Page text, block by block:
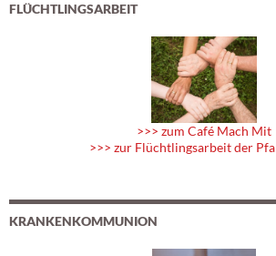
FLÜCHTLINGSARBEIT
>>> zum Café Mach Mit
>>> zur Flüchtlingsarbeit der
KRANKENKOMMUNION